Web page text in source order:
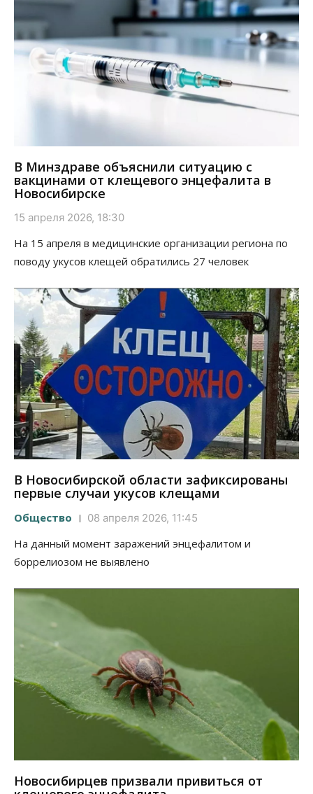
В Минздраве объяснили ситуацию с
вакцинами от клещевого энцефалита в
Новосибирске
15 апреля 2026, 18:30
На 15 апреля в медицинские организации региона по
поводу укусов клещей обратились 27 человек
В Новосибирской области зафиксированы
первые случаи укусов клещами
Общество 08 апреля 2026, 11:45
На данный момент заражений энцефалитом и
боррелиозом не выявлено
Новосибирцев призвали привиться от